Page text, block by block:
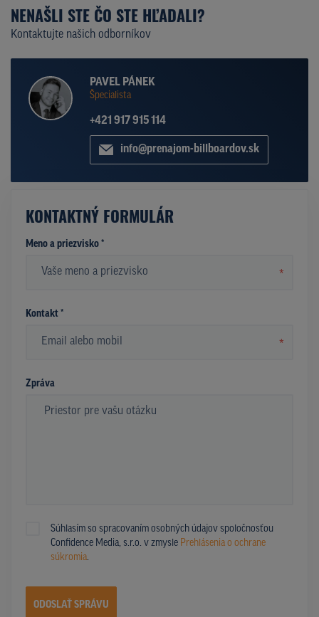
NENAŠLI STE ČO STE HĽADALI?
Kontaktujte našich odborníkov
PAVEL PÁNEK
Špecialista
+421 917 915 114
info@prenajom-billboardov.sk
KONTAKTNÝ FORMULÁR
Meno a priezvisko *
*
Kontakt *
*
Zpráva
Súhlasím so spracovaním osobných údajov spoločnosťou
Confidence Media, s.r.o. v zmysle Prehlásenia o ochrane
súkromia.
ODOSLAŤ SPRÁVU